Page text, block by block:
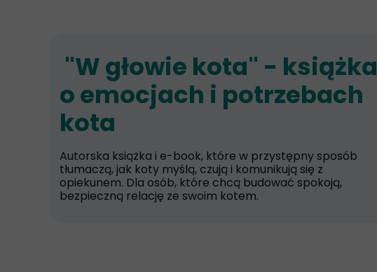
"W głowie kota" - książka
o emocjach i potrzebach
kota
Autorska książka i e-book, które w przystępny sposób
tłumaczą, jak koty myślą, czują i komunikują się z
opiekunem. Dla osób, które chcą budować spokoją,
bezpieczną relację ze swoim kotem.